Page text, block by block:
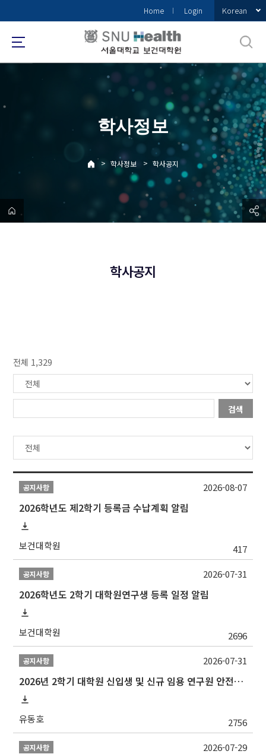
로
메
Home Login Korean
학사정보
> 학사정보 > 학사공지
학사공지
전체 1,329
검색
공지사항
2026학년도 제2학기 등록금 수납계획 알림
보건대학원 417
2026-08-07
공지사항
2026학년도 2학기 대학원연구생 등록 일정 알림
보건대학원 2696
2026-07-31
공지사항
2026년 2학기 대학원 신입생 및 신규 임용 연구원 안전환경교육(신규교육) 실시 안내
유동호 2756
2026-07-31
공지사항 2026-07-29